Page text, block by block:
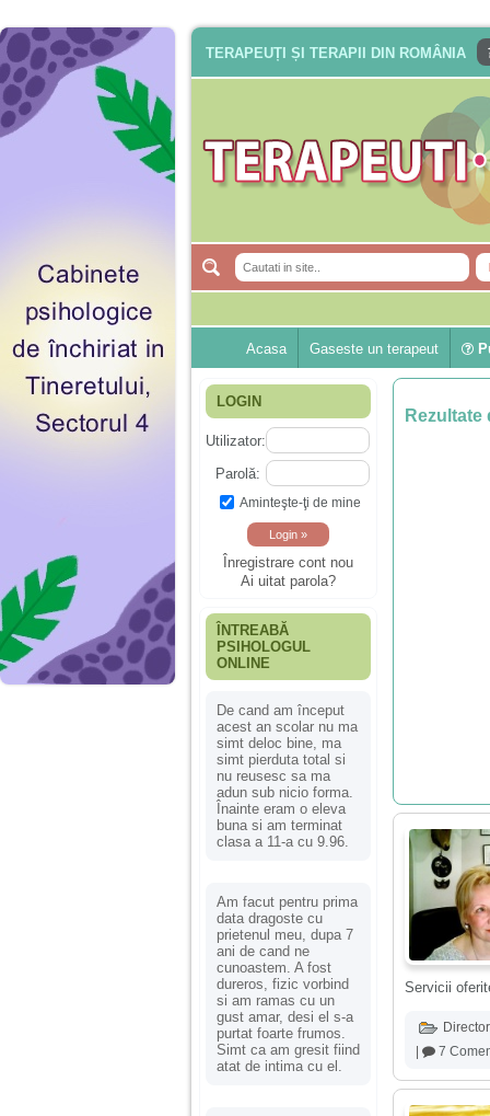
TERAPEUȚI ȘI TERAPII DIN ROMÂNIA
Acasa Gaseste un terapeut
LOGIN
Utilizator:
Parolă:
Aminteşte-ţi de mine
Înregistrare cont nou
Ai uitat parola?
ÎNTREABĂ
PSIHOLOGUL
ONLINE
De cand am început
acest an scolar nu ma
simt deloc bine, ma
simt pierduta total si
nu reusesc sa ma
adun sub nicio forma.
Înainte eram o eleva
buna si am terminat
clasa a 11-a cu 9.96.
Am facut pentru prima
data dragoste cu
prietenul meu, dupa 7
ani de cand ne
cunoastem. A fost
dureros, fizic vorbind
si am ramas cu un
gust amar, desi el s-a
purtat foarte frumos.
Simt ca am gresit fiind
atat de intima cu el.
Rezultate
Servicii
7